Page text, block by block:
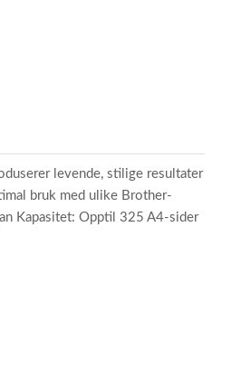
levende, stilige resultater
bruk med ulike Brother-
Kapasitet: Opptil 325 A4-sider